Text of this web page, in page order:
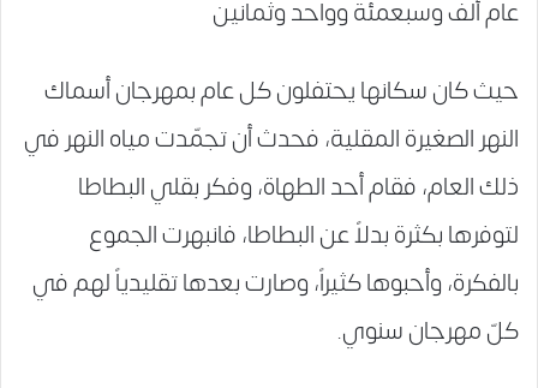
عام ألف وسبعمئة وواحد وثمانين
حيث كان سكانها يحتفلون كل عام بمهرجان أسماك
النهر الصغيرة المقلية، فحدث أن تجمّدت مياه النهر في
ذلك العام، فقام أحد الطهاة، وفكر بقلي البطاطا
لتوفرها بكثرة بدلاً عن البطاطا، فانبهرت الجموع
بالفكرة، وأحبوها كثيراً، وصارت بعدها تقليدياً لهم في
كلّ مهرجان سنوي.